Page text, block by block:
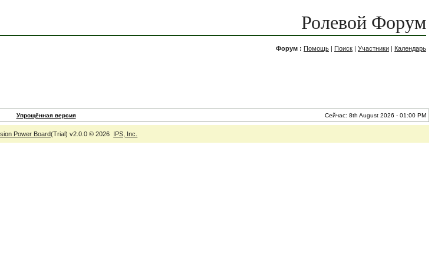
Ролевой Форум
Форум : Помощь | Поиск | Участники | Календарь
Упрощённая версия Сейчас: 8th August 2026 - 01:00 PM
Power Board(Trial) v2.0.0 © 2026 IPS, Inc.